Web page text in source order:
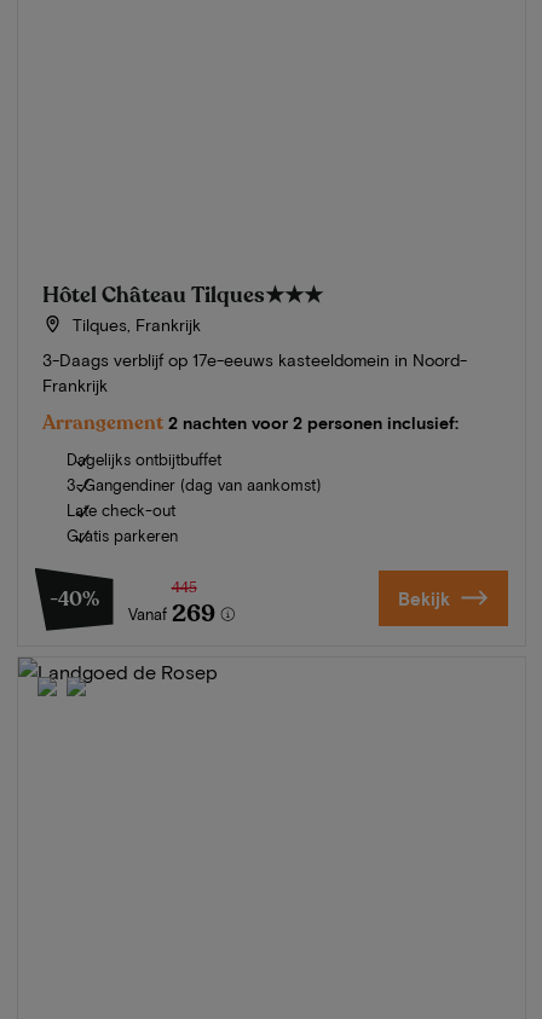
Hôtel Château Tilques★★★
Tilques, Frankrijk
3-Daags verblijf op 17e-eeuws kasteeldomein in Noord-
Frankrijk
Arrangement 2 nachten voor 2 personen inclusief:
Dagelijks ontbijtbuffet
3-Gangendiner (dag van aankomst)
Late check-out
Gratis parkeren
-40%
Vanaf
445
269 Bekijk